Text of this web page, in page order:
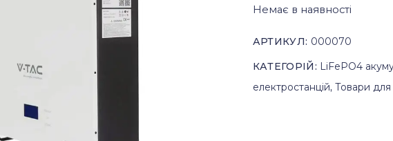
Немає в наявності
АРТИКУЛ: 000070
КАТЕГОРІЙ: LiFePO4
електростанцій,Товари для